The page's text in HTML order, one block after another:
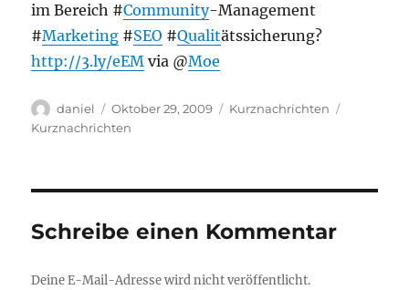
im Bereich #Community-Management
#Marketing #SEO #Qualitätssicherung?
http://3.ly/eEM via @Moe
Autor
daniel
Veröffentlicht
am
Oktober 29, 2009 Kategorien
Kurznachrichten
Kurznachrichten
Schreibe einen Kommentar
Deine E-Mail-Adresse wird nicht veröffentlicht.